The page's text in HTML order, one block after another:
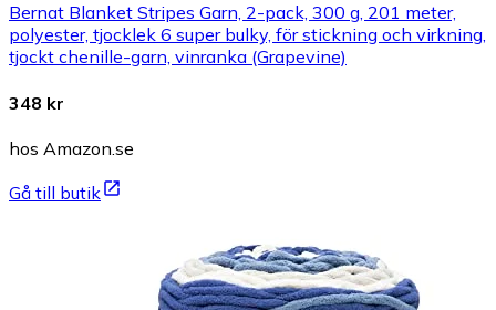
Bernat Blanket Stripes Garn, 2-pack, 300 g, 201 meter,
polyester, tjocklek 6 super bulky, för stickning och virkning,
tjockt chenille-garn, vinranka (Grapevine)
348 kr
hos Amazon.se
Gå till butik